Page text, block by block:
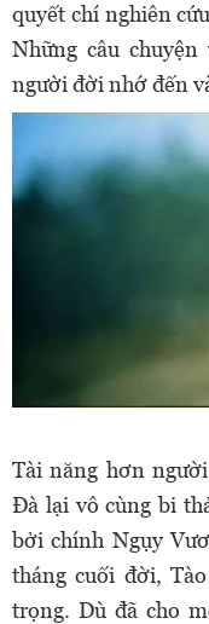
quyết chí nghiên
Những câu
người đời nhớ đến
Tài năng hơn
Đà lại vô cùng bi
bởi chính Ngụy
tháng cuối đời,
trọng. Dù đã cho